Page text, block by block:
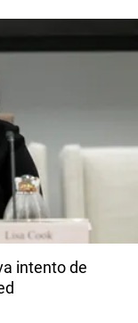
intento de